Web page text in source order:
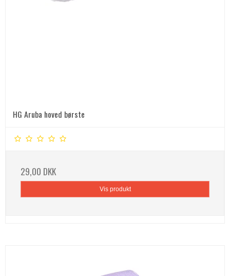
HG Aruba hoved børste
29,00 DKK
Vis produkt